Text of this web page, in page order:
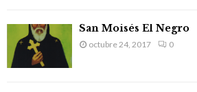
San Moisés El Negro
octubre 24, 2017 0